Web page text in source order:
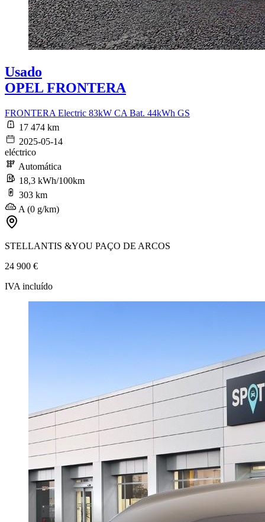
Usado
OPEL FRONTERA
FRONTERA Electric 83kW CA Bat. 44kWh GS
17 474 km
2025-05-14
eléctrico
Automática
18,3 kWh/100km
303 km
A (0 g/km)
STELLANTIS &YOU PAÇO DE ARCOS
24 900 €
IVA incluído